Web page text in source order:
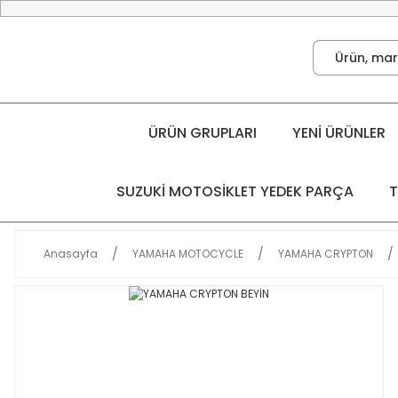
ÜRÜN GRUPLARI YENİ ÜRÜNLER
SUZUKİ MOTOSİKLET YEDEK PARÇA
Anasayfa YAMAHA MOTOCYCLE YAMAHA CRYPTON